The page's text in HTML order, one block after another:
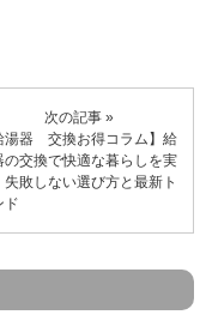
次の記事 »
湯器 交換お得コラム】給
の交換で快適な暮らしを実
失敗しない選び方と最新ト
ド